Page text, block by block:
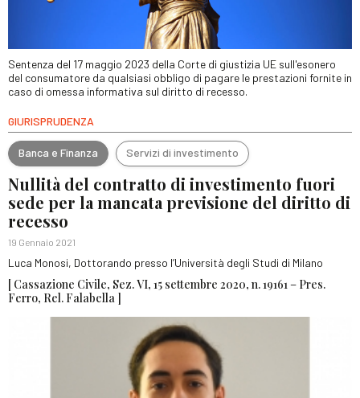
Sentenza del 17 maggio 2023 della Corte di giustizia UE sull'esonero
del consumatore da qualsiasi obbligo di pagare le prestazioni fornite in
caso di omessa informativa sul diritto di recesso.
GIURISPRUDENZA
Banca e Finanza Servizi di investimento
Nullità del contratto di investimento fuori
sede per la mancata previsione del diritto di
recesso
19 Gennaio 2021
Luca Monosi, Dottorando presso l’Università degli Studi di Milano
[ Cassazione Civile, Sez. VI, 15 settembre 2020, n. 19161 – Pres.
Ferro, Rel. Falabella ]